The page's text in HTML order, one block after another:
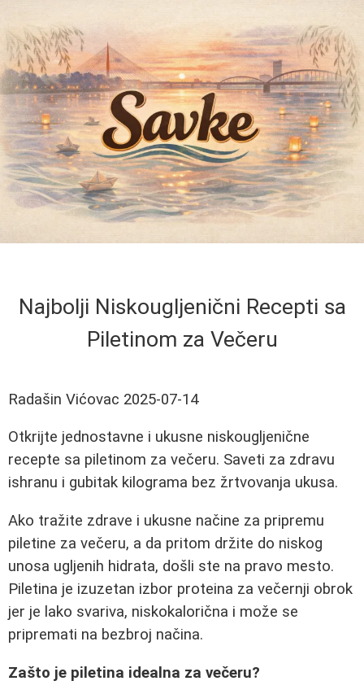
Najbolji Niskougljenični Recepti sa
Piletinom za Večeru
Radašin Vićovac 2025-07-14
Otkrijte jednostavne i ukusne niskougljenične
recepte sa piletinom za večeru. Saveti za zdravu
ishranu i gubitak kilograma bez žrtvovanja ukusa.
Ako tražite zdrave i ukusne načine za pripremu
piletine za večeru, a da pritom držite do niskog
unosa ugljenih hidrata, došli ste na pravo mesto.
Piletina je izuzetan izbor proteina za večernji obrok
jer je lako svariva, niskokalorična i može se
pripremati na bezbroj načina.
Zašto je piletina idealna za večeru?